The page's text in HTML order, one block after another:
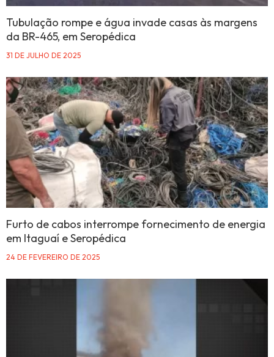
Tubulação rompe e água invade casas às margens
da BR-465, em Seropédica
31 DE JULHO DE 2025
Furto de cabos interrompe fornecimento de energia
em Itaguaí e Seropédica
24 DE FEVEREIRO DE 2025